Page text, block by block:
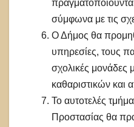
σύμφωνα με τις
Ο Δήμος θα
υπηρεσίες, τους
σχολικές μονάδες
καθαριστικών και
Το αυτοτελές
Προστασίας θα